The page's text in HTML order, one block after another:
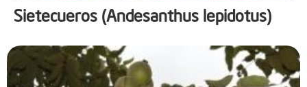
Sietecueros (Andesanthus lepidotus)